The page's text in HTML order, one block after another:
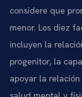
considere que
menor. Los diez
incluyen la
progenitor, la
apoyar la